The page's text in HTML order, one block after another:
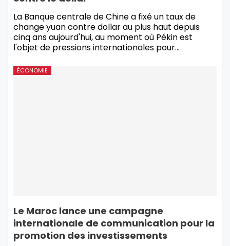
La Banque centrale de Chine a fixé un taux de
change yuan contre dollar au plus haut depuis
cinq ans aujourd'hui, au moment où Pékin est
l'objet de pressions internationales pour…
ÉCONOMIE
Le Maroc lance une campagne
internationale de communication pour la
promotion des investissements